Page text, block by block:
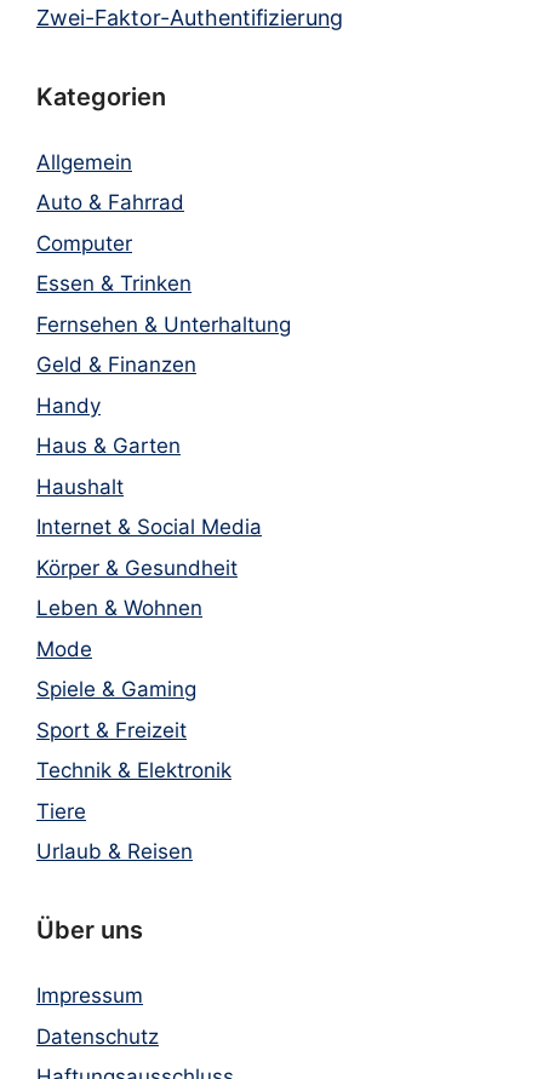
Zwei-Faktor-Authentifizierung
Kategorien
Allgemein
Auto & Fahrrad
Computer
Essen & Trinken
Fernsehen & Unterhaltung
Geld & Finanzen
Handy
Haus & Garten
Haushalt
Internet & Social Media
Körper & Gesundheit
Leben & Wohnen
Mode
Spiele & Gaming
Sport & Freizeit
Technik & Elektronik
Tiere
Urlaub & Reisen
Über uns
Impressum
Datenschutz